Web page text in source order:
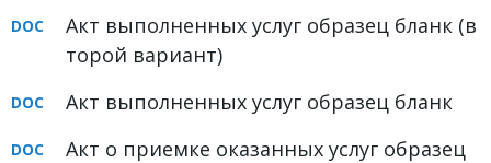
Акт выполненных услуг образец бланк (в
торой вариант)
Акт выполненных услуг образец бланк
Акт о приемке оказанных услуг образец
ДОКУМЕНТЫ